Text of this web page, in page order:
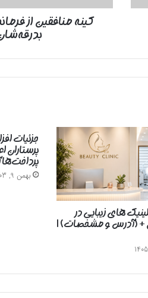
کرد
کینه منافقین از
های زیبایی در
+ (آدرس و مشخصات) |
جزئیات
بهمن 9, 1403